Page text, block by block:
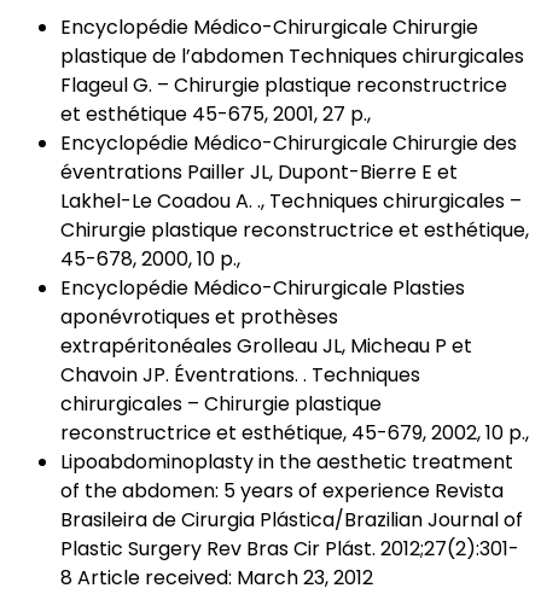
Encyclopédie Médico-Chirurgicale Chirurgie
plastique de l’abdomen Techniques chirurgicales
Flageul G. – Chirurgie plastique reconstructrice
et esthétique 45-675, 2001, 27 p.,
Encyclopédie Médico-Chirurgicale Chirurgie des
éventrations Pailler JL, Dupont-Bierre E et
Lakhel-Le Coadou A. ., Techniques chirurgicales –
Chirurgie plastique reconstructrice et esthétique,
45-678, 2000, 10 p.,
Encyclopédie Médico-Chirurgicale Plasties
aponévrotiques et prothèses
extrapéritonéales Grolleau JL, Micheau P et
Chavoin JP. Éventrations. . Techniques
chirurgicales – Chirurgie plastique
reconstructrice et esthétique, 45-679, 2002, 10 p.,
Lipoabdominoplasty in the aesthetic treatment
of the abdomen: 5 years of experience Revista
Brasileira de Cirurgia Plástica/Brazilian Journal of
Plastic Surgery Rev Bras Cir Plást. 2012;27(2):301-
8 Article received: March 23, 2012